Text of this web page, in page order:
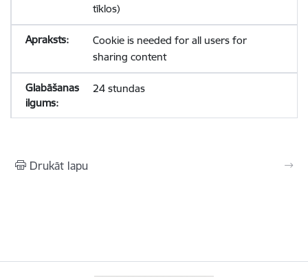
tīklos)
Cookie is needed for all users for
sharing content
24 stundas
Drukāt lapu